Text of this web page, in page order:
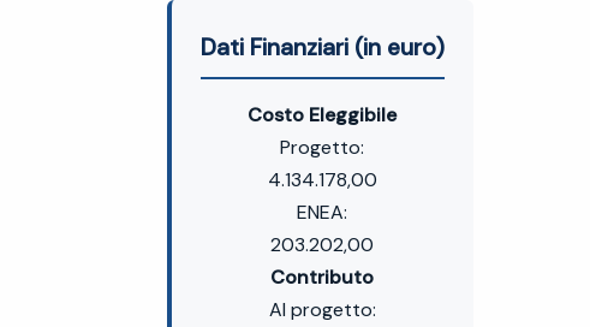
Dati Finanziari (in euro)
Costo Eleggibile
Progetto:
4.134.178,00
ENEA:
203.202,00
Contributo
Al progetto: